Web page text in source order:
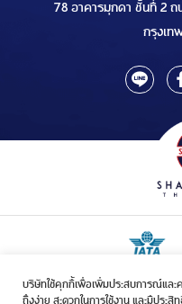
บริษัทใช้คุกกี้เพื่อเพิ่มประสบการณ์และค
ถึงง่าย สะดวกในการใช้งาน และมีปร
78 อาคารมุกดา ชั้นที่ 2 ถ
กรุงเท
ใบอนุญาตเป็นผู้ประกอบกิจการรั